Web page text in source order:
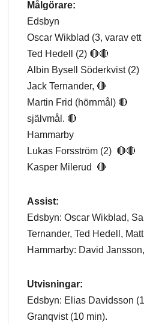
Målgörare:
Edsbyn
Oscar Wikblad (3, varav
Ted Hedell (2) 🔴🔴
Albin Bysell Söderkvist (2)
Jack Ternander, 🔴
Martin Frid (hörnmål) 🔴
självmål. 🔴
Hammarby
Lukas Forsström (2) 🔴🔴
Kasper Milerud 🔴
Assist:
Edsbyn: Oscar Wikblad,
Ternander, Ted Hedell,
Hammarby: David
Utvisningar:
Edsbyn: Elias Davidsson
Granqvist (10 min).